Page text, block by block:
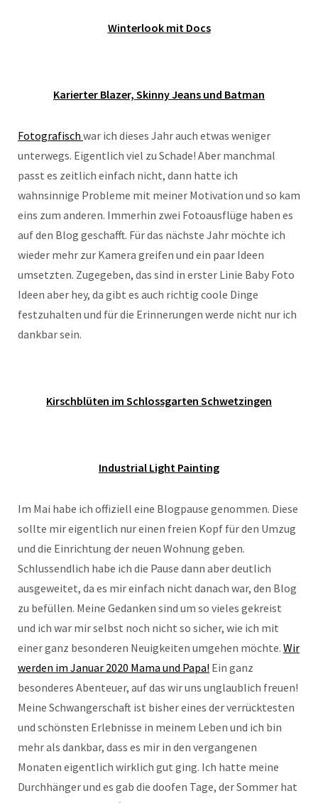
Winterlook mit Docs
Karierter Blazer, Skinny Jeans und Batman
Fotografisch war ich dieses Jahr auch etwas weniger
unterwegs. Eigentlich viel zu Schade! Aber manchmal
passt es zeitlich einfach nicht, dann hatte ich
wahnsinnige Probleme mit meiner Motivation und so kam
eins zum anderen. Immerhin zwei Fotoausflüge haben es
auf den Blog geschafft. Für das nächste Jahr möchte ich
wieder mehr zur Kamera greifen und ein paar Ideen
umsetzten. Zugegeben, das sind in erster Linie Baby Foto
Ideen aber hey, da gibt es auch richtig coole Dinge
festzuhalten und für die Erinnerungen werde nicht nur ich
dankbar sein.
Kirschblüten im Schlossgarten Schwetzingen
Industrial Light Painting
Im Mai habe ich offiziell eine Blogpause genommen. Diese
sollte mir eigentlich nur einen freien Kopf für den Umzug
und die Einrichtung der neuen Wohnung geben.
Schlussendlich habe ich die Pause dann aber deutlich
ausgeweitet, da es mir einfach nicht danach war, den Blog
zu befüllen. Meine Gedanken sind um so vieles gekreist
und ich war mir selbst noch nicht so sicher, wie ich mit
einer ganz besonderen Neuigkeiten umgehen möchte. Wir
werden im Januar 2020 Mama und Papa! Ein ganz
besonderes Abenteuer, auf das wir uns unglaublich freuen!
Meine Schwangerschaft ist bisher eines der verrücktesten
und schönsten Erlebnisse in meinem Leben und ich bin
mehr als dankbar, dass es mir in den vergangenen
Monaten eigentlich wirklich gut ging. Ich hatte meine
Durchhänger und es gab die doofen Tage, der Sommer hat